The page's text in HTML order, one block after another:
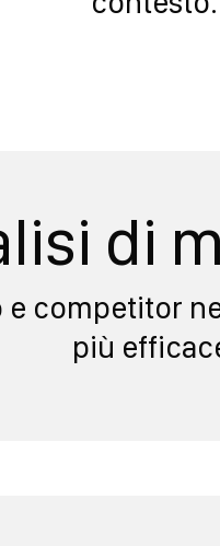
di
competitor
più